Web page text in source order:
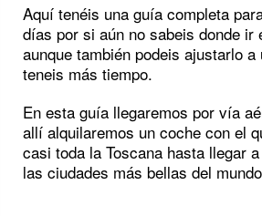
Aquí tenéis una guía completa
días por si aún no sabeis donde ir
aunque también podeis ajustarlo
teneis más tiempo.
En esta guía llegaremos por vía
allí alquilaremos un coche con el
casi toda la Toscana hasta llegar
las ciudades más bellas del